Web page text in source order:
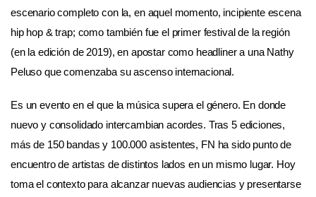
escenario completo con la, en aquel momento, incipiente escena
hip hop & trap; como también fue el primer festival de la región
(en la edición de 2019), en apostar como headliner a una Nathy
Peluso que comenzaba su ascenso internacional.
Es un eventoen el que la música supera el género. En donde
nuevo y consolidado intercambian acordes. Tras 5 ediciones,
más de 150 bandas y 100.000 asistentes, FN ha sido punto de
encuentro de artistas de distintos lados en un mismo lugar. Hoy
toma el contexto para alcanzar nuevas audiencias y presentarse